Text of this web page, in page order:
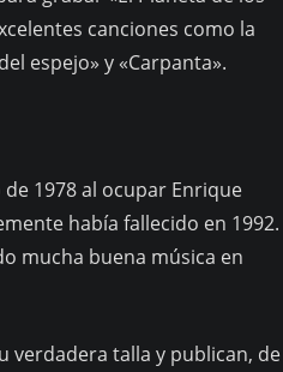
canciones como la
espejo» y «Carpanta».
1978 al ocupar Enrique
había fallecido en 1992.
mucha buena música en
verdadera talla y publican, de